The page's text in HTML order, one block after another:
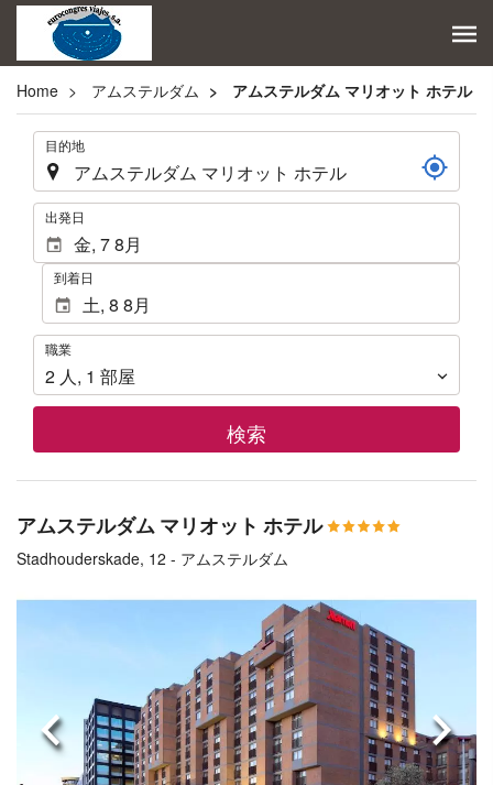
Home アムステルダム アムステルダム マリオット ホテル
. 目的地
. 出発日
到着日
職
業
職業
2 人, 1 部屋
検索
アムステルダム マリオット ホテル
Stadhouderskade, 12 - アムステルダム
前へ 次へ